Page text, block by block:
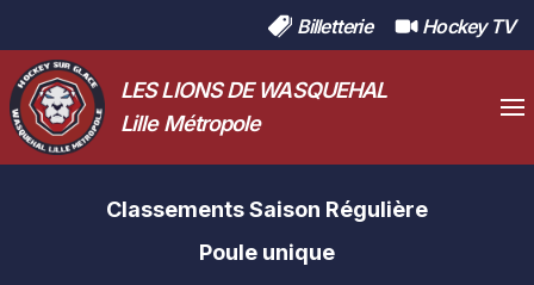
Billetterie Hockey TV
LES LIONS DE WASQUEHAL
Lille Métropole
Classements Saison Régulière
Poule unique